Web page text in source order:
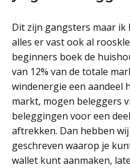
Dit zijn gangsters maar
alles er vast ook al
beginners boek de
van 12% van de totale
windenergie een aandeel
markt, mogen beleggers
beleggingen voor een
aftrekken. Dan hebben
geschreven waarop je
wallet kunt aanmaken,